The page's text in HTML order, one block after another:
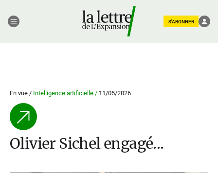
S'ABONNER
En vue / Intelligence artificielle / 11/05/2026
Olivier Sichel engagé...